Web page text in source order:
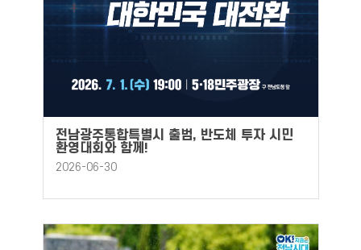
전남광주통합특별시 출범, 반도체 투자 시민
환영대회와 함께!
2026-06-30